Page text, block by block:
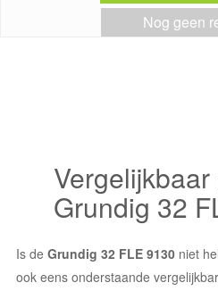
Nog geen
Grundig 32
Is de Grundig 32 FLE 9130 niet
ook eens onderstaande